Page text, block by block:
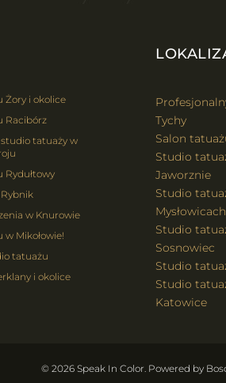
Żory i okolice
Racibórz
tatuaży w
Rydułtowy
w Knurowie
Mikołowie!
tatuażu
i okolice
Tychy
Salon
Studio
Jaworznie
Studio
Mysłowicach
Studio
Sosnowiec
Studio
Studio
Katowice
© 2026 Speak In Color. Powered by